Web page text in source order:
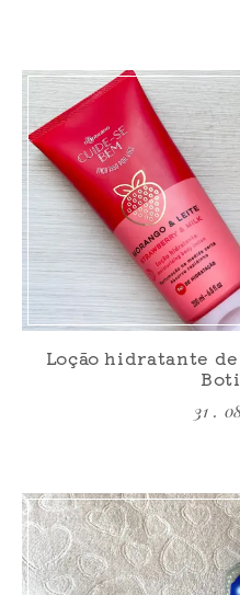
Loção hidratante
31 .